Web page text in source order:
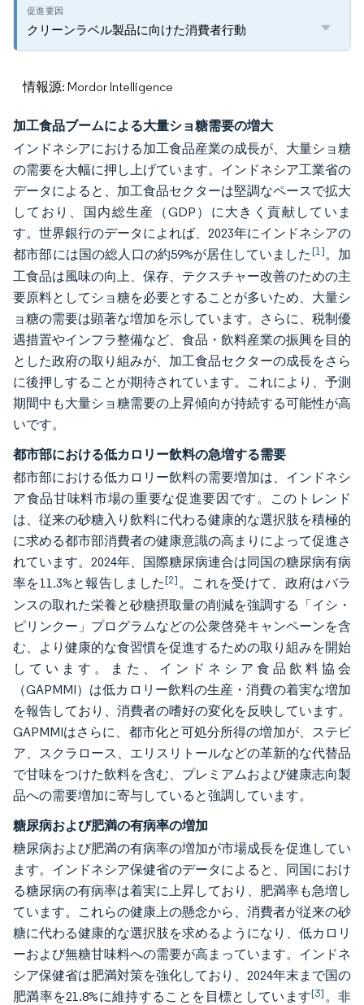
クリーンラベル製品に向けた消費者行動
情報源: Mordor Intelligence
加工食品ブームによる大量ショ糖需要の増大
インドネシアにおける加工食品産業の成長が、大量ショ糖
の需要を大幅に押し上げています。インドネシア工業省の
データによると、加工食品セクターは堅調なペースで拡大
しており、国内総生産（GDP）に大きく貢献していま
す。世界銀行のデータによれば、2023年にインドネシアの
都市部には国の総人口の約59%が居住していました[1]。加
工食品は風味の向上、保存、テクスチャー改善のための主
要原料としてショ糖を必要とすることが多いため、大量シ
ョ糖の需要は顕著な増加を示しています。さらに、税制優
遇措置やインフラ整備など、食品・飲料産業の振興を目的
とした政府の取り組みが、加工食品セクターの成長をさら
に後押しすることが期待されています。これにより、予測
期間中も大量ショ糖需要の上昇傾向が持続する可能性が高
いです。
都市部における低カロリー飲料の急増する需要
都市部における低カロリー飲料の需要増加は、インドネシ
ア食品甘味料市場の重要な促進要因です。このトレンド
は、従来の砂糖入り飲料に代わる健康的な選択肢を積極的
に求める都市部消費者の健康意識の高まりによって促進さ
れています。2024年、国際糖尿病連合は同国の糖尿病有病
率を11.3%と報告しました[2]。これを受けて、政府はバラ
ンスの取れた栄養と砂糖摂取量の削減を強調する「イシ・
ピリンクー」プログラムなどの公衆啓発キャンペーンを含
む、より健康的な食習慣を促進するための取り組みを開始
しています。また、インドネシア食品飲料協会
（GAPMMI）は低カロリー飲料の生産・消費の着実な増加
を報告しており、消費者の嗜好の変化を反映しています。
GAPMMIはさらに、都市化と可処分所得の増加が、ステビ
ア、スクラロース、エリスリトールなどの革新的な代替品
で甘味をつけた飲料を含む、プレミアムおよび健康志向製
品への需要増加に寄与していると強調しています。
糖尿病および肥満の有病率の増加
糖尿病および肥満の有病率の増加が市場成長を促進してい
ます。インドネシア保健省のデータによると、同国におけ
る糖尿病の有病率は着実に上昇しており、肥満率も急増し
ています。これらの健康上の懸念から、消費者が従来の砂
糖に代わる健康的な選択肢を求めるようになり、低カロリ
ーおよび無糖甘味料への需要が高まっています。インドネ
シア保健省は肥満対策を強化しており、2024年末まで国の
肥満率を21.8%に維持することを目標としています[3]。非